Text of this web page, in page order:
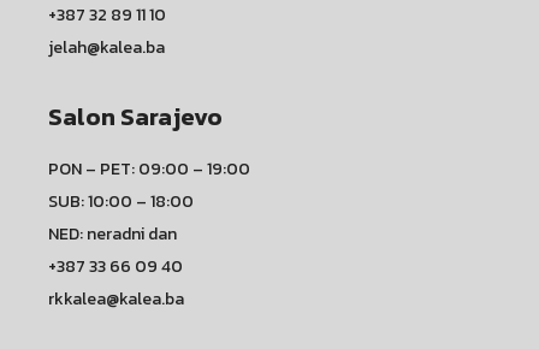
+387 32 89 11 10
jelah@kalea.ba
Salon Sarajevo
PON – PET: 09:00 – 19:00
SUB: 10:00 – 18:00
NED: neradni dan
+387 33 66 09 40
rkkalea@kalea.ba